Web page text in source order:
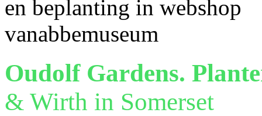
Oudolf Gardens.
& Wirth in Somerset